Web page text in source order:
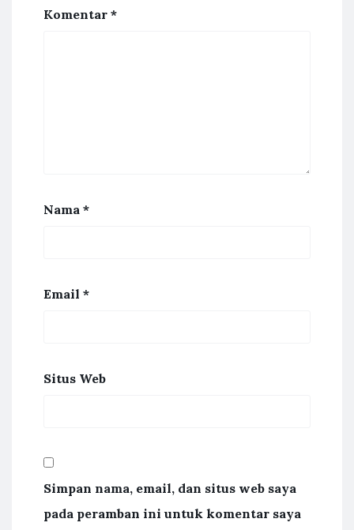
Komentar *
Nama *
Email *
Situs Web
Simpan nama, email, dan situs web saya
pada peramban ini untuk komentar saya